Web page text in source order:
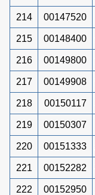
214 00147520
215 00148400
216 00149800
217 00149908
218 00150117
219 00150307
220 00151333
221 00152282
222 00152950